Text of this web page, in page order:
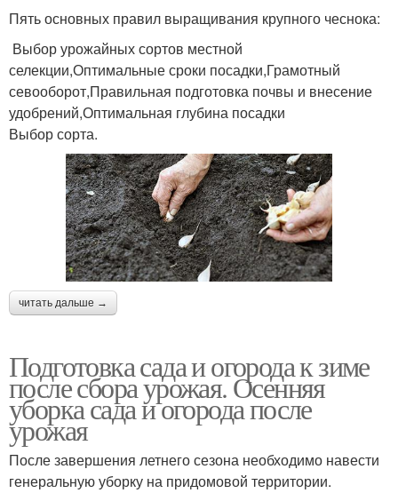
Пять основных правил выращивания крупного чеснока:
Выбор урожайных сортов местной
селекции,Оптимальные сроки посадки,Грамотный
севооборот,Правильная подготовка почвы и внесение
удобрений,Оптимальная глубина посадки
Выбор сорта.
читать дальше →
Подготовка сада и огорода к зиме
после сбора урожая. Осенняя
уборка сада и огорода после
урожая
После завершения летнего сезона необходимо навести
генеральную уборку на придомовой территории.